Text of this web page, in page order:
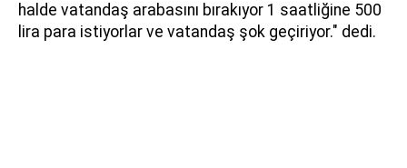
halde vatandaş arabasını bırakıyor 1 saatliğine 500
lira para istiyorlar ve vatandaş şok geçiriyor." dedi.